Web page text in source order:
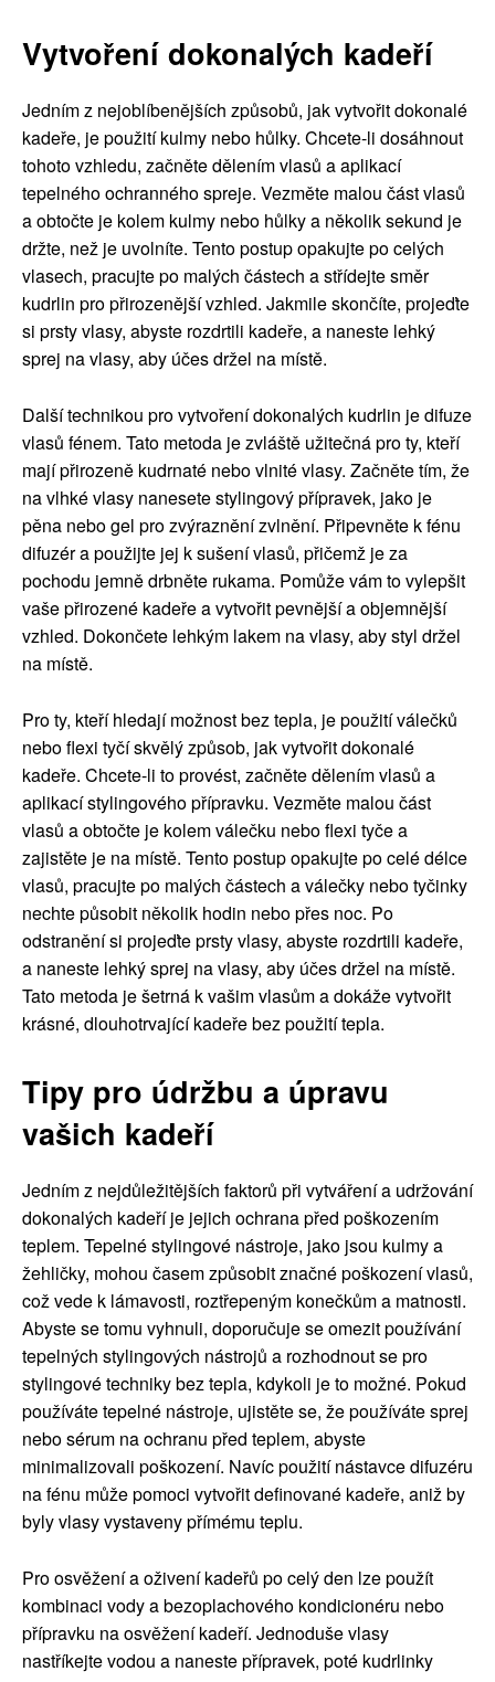
Vytvoření dokonalých kadeří
Jedním z nejoblíbenějších způsobů, jak vytvořit dokonalé
kadeře, je použití kulmy nebo hůlky. Chcete-li dosáhnout
tohoto vzhledu, začněte dělením vlasů a aplikací
tepelného ochranného spreje. Vezměte malou část vlasů
a obtočte je kolem kulmy nebo hůlky a několik sekund je
držte, než je uvolníte. Tento postup opakujte po celých
vlasech, pracujte po malých částech a střídejte směr
kudrlin pro přirozenější vzhled. Jakmile skončíte, projeďte
si prsty vlasy, abyste rozdrtili kadeře, a naneste lehký
sprej na vlasy, aby účes držel na místě.
Další technikou pro vytvoření dokonalých kudrlin je difuze
vlasů fénem. Tato metoda je zvláště užitečná pro ty, kteří
mají přirozeně kudrnaté nebo vlnité vlasy. Začněte tím, že
na vlhké vlasy nanesete stylingový přípravek, jako je
pěna nebo gel pro zvýraznění zvlnění. Připevněte k fénu
difuzér a použijte jej k sušení vlasů, přičemž je za
pochodu jemně drbněte rukama. Pomůže vám to vylepšit
vaše přirozené kadeře a vytvořit pevnější a objemnější
vzhled. Dokončete lehkým lakem na vlasy, aby styl držel
na místě.
Pro ty, kteří hledají možnost bez tepla, je použití válečků
nebo flexi tyčí skvělý způsob, jak vytvořit dokonalé
kadeře. Chcete-li to provést, začněte dělením vlasů a
aplikací stylingového přípravku. Vezměte malou část
vlasů a obtočte je kolem válečku nebo flexi tyče a
zajistěte je na místě. Tento postup opakujte po celé délce
vlasů, pracujte po malých částech a válečky nebo tyčinky
nechte působit několik hodin nebo přes noc. Po
odstranění si projeďte prsty vlasy, abyste rozdrtili kadeře,
a naneste lehký sprej na vlasy, aby účes držel na místě.
Tato metoda je šetrná k vašim vlasům a dokáže vytvořit
krásné, dlouhotrvající kadeře bez použití tepla.
Tipy pro údržbu a úpravu
vašich kadeří
Jedním z nejdůležitějších faktorů při vytváření a udržování
dokonalých kadeří je jejich ochrana před poškozením
teplem. Tepelné stylingové nástroje, jako jsou kulmy a
žehličky, mohou časem způsobit značné poškození vlasů,
což vede k lámavosti, roztřepeným konečkům a matnosti.
Abyste se tomu vyhnuli, doporučuje se omezit používání
tepelných stylingových nástrojů a rozhodnout se pro
stylingové techniky bez tepla, kdykoli je to možné. Pokud
používáte tepelné nástroje, ujistěte se, že používáte sprej
nebo sérum na ochranu před teplem, abyste
minimalizovali poškození. Navíc použití nástavce difuzéru
na fénu může pomoci vytvořit definované kadeře, aniž by
byly vlasy vystaveny přímému teplu.
Pro osvěžení a oživení kadeřů po celý den lze použít
kombinaci vody a bezoplachového kondicionéru nebo
přípravku na osvěžení kadeří. Jednoduše vlasy
nastříkejte vodou a naneste přípravek, poté kudrlinky